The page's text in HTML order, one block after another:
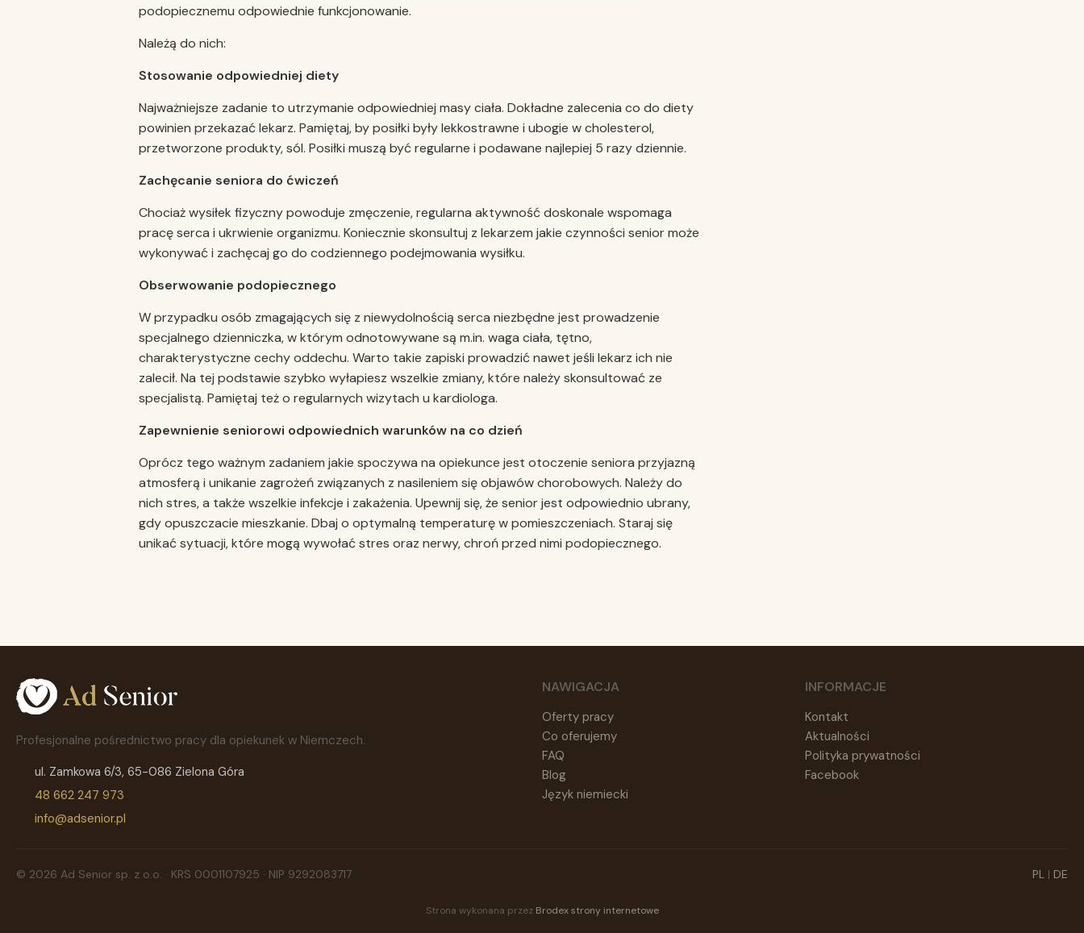
podopiecznemu odpowiednie funkcjonowanie.
Należą do nich:
Stosowanie odpowiedniej diety
Najważniejsze zadanie to utrzymanie odpowiedniej masy ciała. Dokładne zalecenia co do diety
powinien przekazać lekarz. Pamiętaj, by posiłki były lekkostrawne i ubogie w cholesterol,
przetworzone produkty, sól. Posiłki muszą być regularne i podawane najlepiej 5 razy dziennie.
Zachęcanie seniora do ćwiczeń
Chociaż wysiłek fizyczny powoduje zmęczenie, regularna aktywność doskonale wspomaga
pracę serca i ukrwienie organizmu. Koniecznie skonsultuj z lekarzem jakie czynności senior może
wykonywać i zachęcaj go do codziennego podejmowania wysiłku.
Obserwowanie podopiecznego
W przypadku osób zmagających się z niewydolnością serca niezbędne jest prowadzenie
specjalnego dzienniczka, w którym odnotowywane są m.in. waga ciała, tętno,
charakterystyczne cechy oddechu. Warto takie zapiski prowadzić nawet jeśli lekarz ich nie
zalecił. Na tej podstawie szybko wyłapiesz wszelkie zmiany, które należy skonsultować ze
specjalistą. Pamiętaj też o regularnych wizytach u kardiologa.
Zapewnienie seniorowi odpowiednich warunków na co dzień
Oprócz tego ważnym zadaniem jakie spoczywa na opiekunce jest otoczenie seniora przyjazną
atmosferą i unikanie zagrożeń związanych z nasileniem się objawów chorobowych. Należy do
nich stres, a także wszelkie infekcje i zakażenia. Upewnij się, że senior jest odpowiednio ubrany,
gdy opuszczacie mieszkanie. Dbaj o optymalną temperaturę w pomieszczeniach. Staraj się
unikać sytuacji, które mogą wywołać stres oraz nerwy, chroń przed nimi podopiecznego.
Profesjonalne pośrednictwo pracy dla opiekunek w Niemczech.
ul. Zamkowa 6/3, 65-086 Zielona Góra
48 662 247 973
info@adsenior.pl
NAWIGACJA
Oferty pracy
Co oferujemy
FAQ
Blog
Język niemiecki
INFORMACJE
Kontakt
Aktualności
Polityka prywatności
Facebook
© 2026 Ad Senior sp. z o.o. · KRS 0001107925 · NIP 9292083717 PL | DE
Strona wykonana przez Brodex strony internetowe